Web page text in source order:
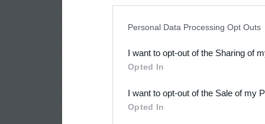
Downstream Participants
third parties.
Personal Data Processing Opt Outs
I want to opt-out of the Sharing of
Opted In
I want to opt-out of the Sale of my
Opted In